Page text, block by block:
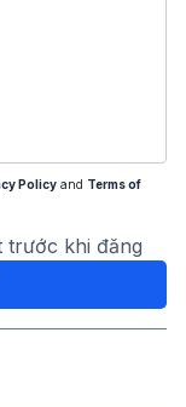
Policy and Terms of
trước khi đăng